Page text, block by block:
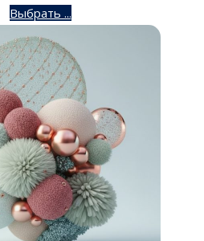
Выбрать ...